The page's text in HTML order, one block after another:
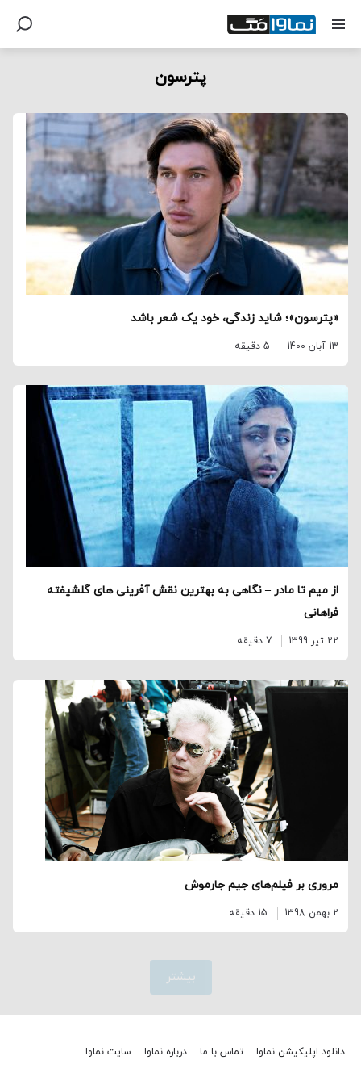
پترسون
«پترسون»؛ شاید زندگی، خود یک شعر باشد
13 آبان 1400 5 دقیقه
از میم تا مادر – نگاهی به بهترین نقش آفرینی های گلشیفته
فراهانی
22 تیر 1399 7 دقیقه
مروری بر فیلم‌های جیم جارموش
2 بهمن 1398 15 دقیقه
بیشتر
دانلود اپلیکیشن نماوا تماس با ما درباره نماوا سایت نماوا